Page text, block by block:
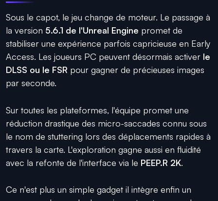
Sous le capot, le jeu change de moteur. Le passage à
la version 5.6.1 de l'Unreal Engine promet de
stabiliser une expérience parfois capricieuse en Early
Access. Les joueurs PC peuvent désormais activer le
DLSS ou le FSR pour gagner de précieuses images
par seconde.
Sur toutes les plateformes, l'équipe promet une
réduction drastique des micro-saccades connu sous
le nom de stuttering lors des déplacements rapides à
travers la carte. L'exploration gagne aussi en fluidité
avec la refonte de l'interface via le PEEP.R 2K.
Ce n'est plus un simple gadget il intègre enfin un